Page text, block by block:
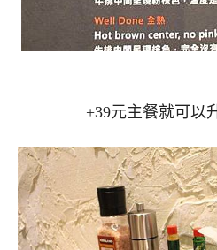
+39元主餐就可以